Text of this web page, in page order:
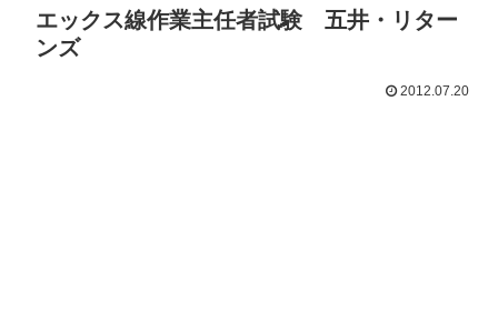
エックス線作業主任者試験 五井・リター
ンズ
2012.07.20